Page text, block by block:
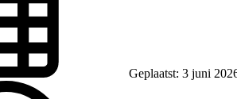
Geplaatst: 3 juni